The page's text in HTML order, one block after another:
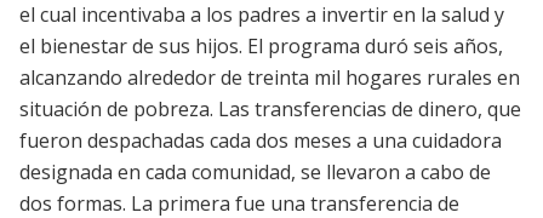
el cual incentivaba a los padres a invertir en la salud y
el bienestar de sus hijos. El programa duró seis años,
alcanzando alrededor de treinta mil hogares rurales en
situación de pobreza. Las transferencias de dinero, que
fueron despachadas cada dos meses a una cuidadora
designada en cada comunidad, se llevaron a cabo de
dos formas. La primera fue una transferencia de